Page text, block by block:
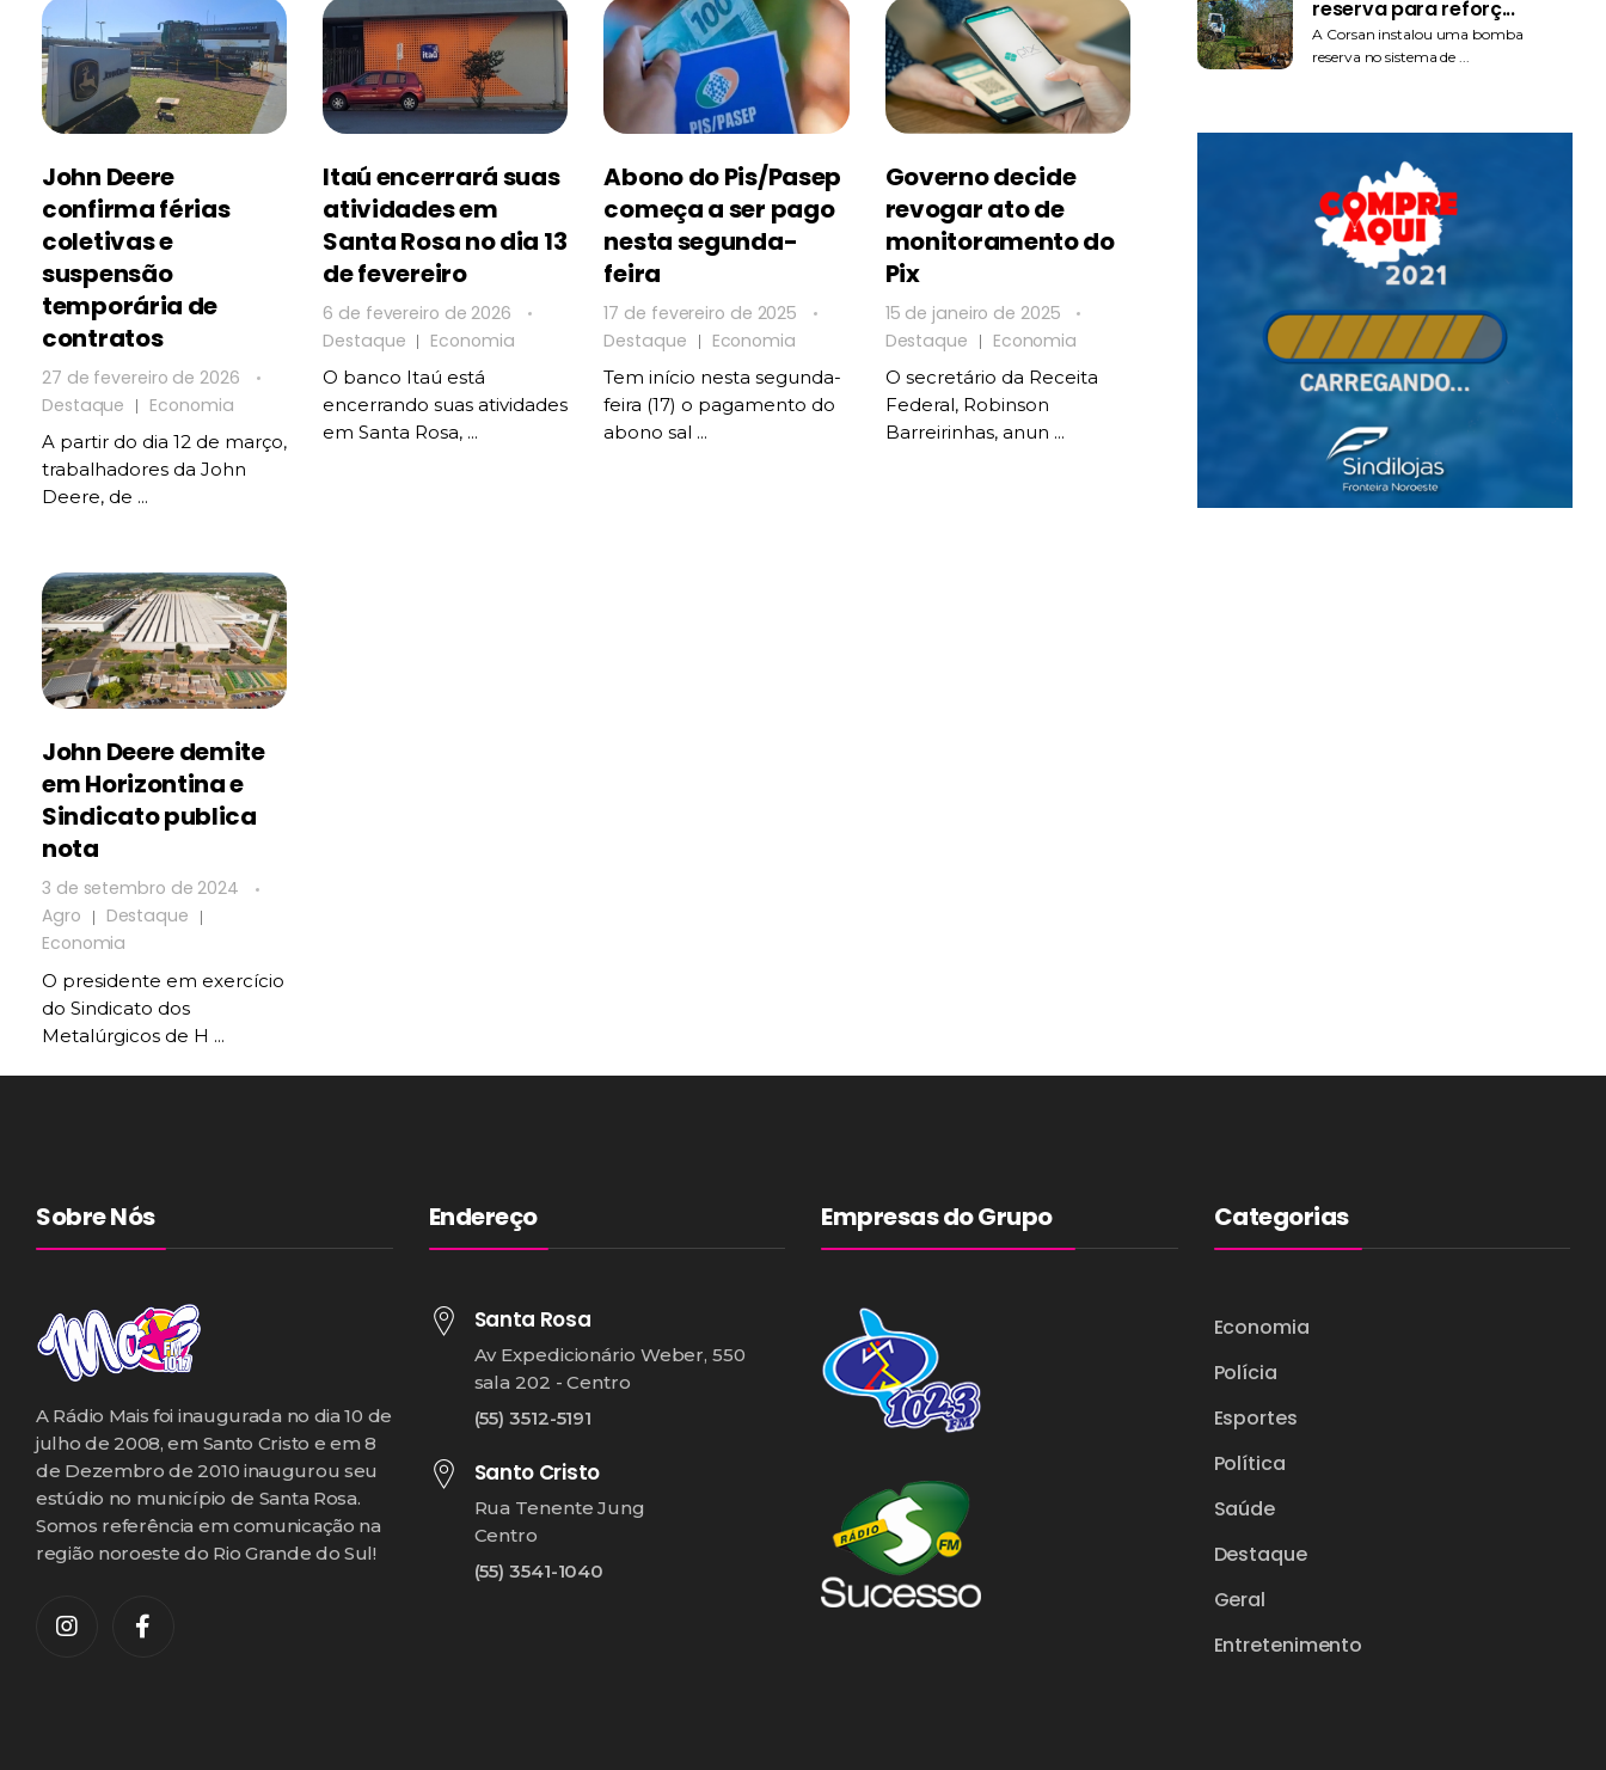
John Deere
confirma férias
coletivas e
suspensão
temporária de
contratos
27 de fevereiro de 2026
Destaque
Economia
A partir do dia 12 de março,
trabalhadores da John
Deere, de ...
Itaú encerrará suas
atividades em
Santa Rosa no dia 13
de fevereiro
6 de fevereiro de 2026
Destaque
Economia
O banco Itaú está
encerrando suas atividades
em Santa Rosa, ...
Abono do Pis/Pasep
começa a ser pago
nesta segunda-
feira
17 de fevereiro de 2025
Destaque
Economia
Tem início nesta segunda-
feira (17) o pagamento do
abono sal ...
Governo decide
revogar ato de
monitoramento do
Pix
15 de janeiro de 2025
Destaque
Economia
O secretário da Receita
Federal, Robinson
Barreirinhas, anun ...
John Deere demite
em Horizontina e
Sindicato publica
nota
3 de setembro de 2024
Agro
Destaque
Economia
O presidente em exercício
do Sindicato dos
Metalúrgicos de H ...
reserva para reforç...
A Corsan instalou uma bomba
reserva no sistema de ...
Sobre Nós
A Rádio Mais foi inaugurada no dia 10 de
julho de 2008, em Santo Cristo e em 8
de Dezembro de 2010 inaugurou seu
estúdio no município de Santa Rosa.
Somos referência em comunicação na
região noroeste do Rio Grande do Sul!
Endereço
Santa Rosa
Av Expedicionário Weber, 550
sala 202 - Centro
(55) 3512-5191
Santo Cristo
Rua Tenente Jung
Centro
(55) 3541-1040
Empresas do Grupo Categorias
Economia
Polícia
Esportes
Política
Saúde
Destaque
Geral
Entretenimento